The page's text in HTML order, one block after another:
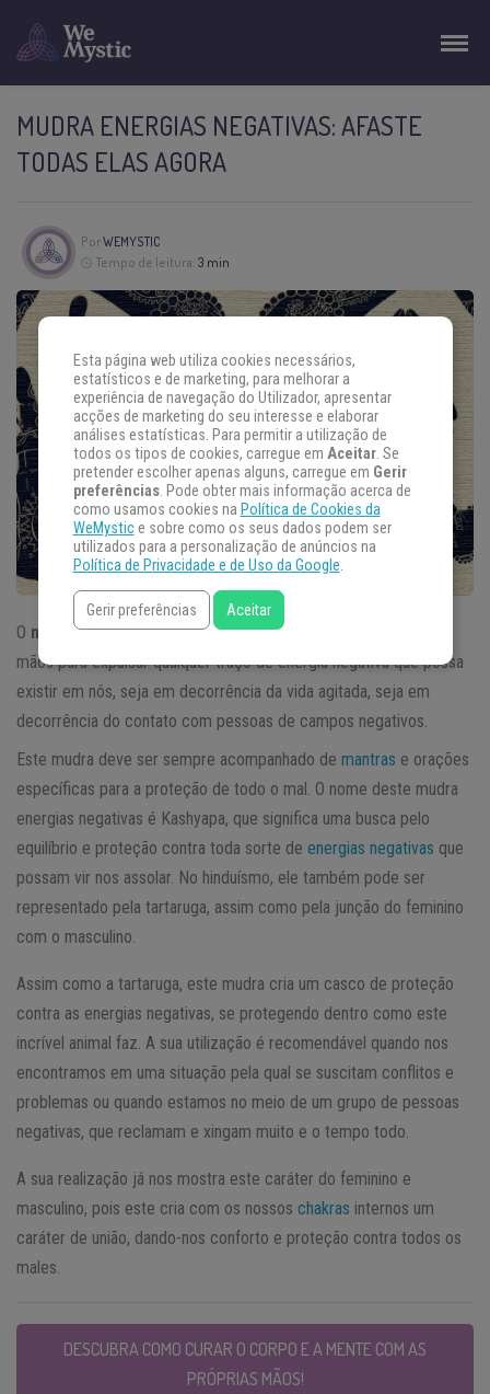
MUDRA ENERGIAS NEGATIVAS: AFASTE
TODAS ELAS AGORA
PorWEMYSTIC
Tempo de leitura: 3 min
O mudra energias negativasconsiste numa formação com as
mãos para expulsar qualquer traço de energia negativa que possa
existir em nós, seja em decorrência da vida agitada, seja em
decorrência do contato com pessoas de campos negativos.
Este mudra deve ser sempre acompanhado de mantras e orações
específicas para a proteção de todo o mal. O nome deste mudra
energias negativas é Kashyapa, que significa uma busca pelo
equilíbrio e proteção contra toda sorte de energias negativas que
possam vir nos assolar. No hinduísmo, ele também pode ser
representado pela tartaruga, assim como pela junção do feminino
com o masculino.
Assim como a tartaruga, este mudra cria um casco de proteção
contra as energias negativas, se protegendo dentro como este
incrível animal faz. A sua utilização é recomendável quando nos
encontramos em uma situação pela qual se suscitam conflitos e
problemas ou quando estamos no meio de um grupo de pessoas
negativas, que reclamam e xingam muito e o tempo todo.
A sua realização já nos mostra este caráter do feminino e
masculino, pois este cria com os nossos chakras internos um
caráter de união, dando-nos conforto e proteção contra todos os
males.
DESCUBRA COMO CURAR O CORPO E A MENTE COM AS
PRÓPRIAS MÃOS!
Esta página web utiliza cookies necessários,
estatísticos e de marketing, para melhorar a
experiência de navegação do Utilizador, apresentar
acções de marketing do seu interesse e elaborar
análises estatísticas. Para permitir a utilização de
todos os tipos de cookies, carregue em Aceitar. Se
pretender escolher apenas alguns, carregue em Gerir
preferências. Pode obter mais informação acerca de
como usamos cookies na Política de Cookies da
WeMystice sobre como os seus dados podem ser
utilizados para a personalização de anúncios na
Política de Privacidade e de Uso da Google.
Gerir preferências Aceitar